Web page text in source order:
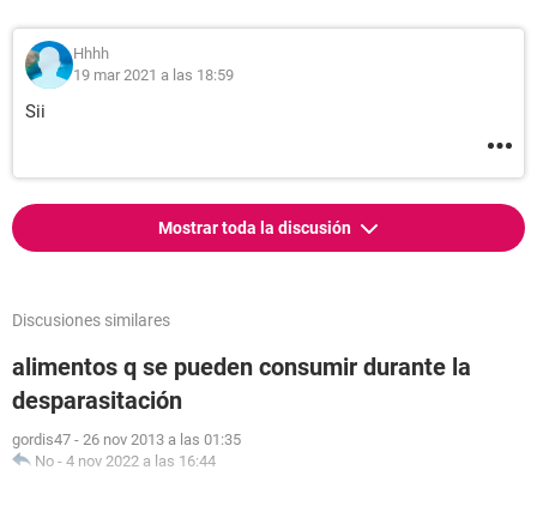
Hhhh
19 mar 2021 a las 18:59
Sii
Mostrar toda la discusión
Discusiones similares
alimentos q se pueden consumir durante la
desparasitación
gordis47 - 26 nov 2013 a las 01:35
No - 4 nov 2022 a las 16:44